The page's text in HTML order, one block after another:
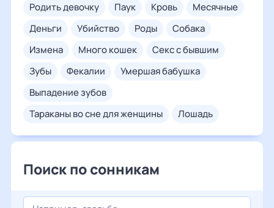
родить девочку
паук кровь
месячные
деньги
убийство роды
собака
измена
много кошек
секс с бывшим
зубы
фекалии
умершая бабушка
выпадение зубов
тараканы во сне для женщины
лошадь
Поиск по сонникам